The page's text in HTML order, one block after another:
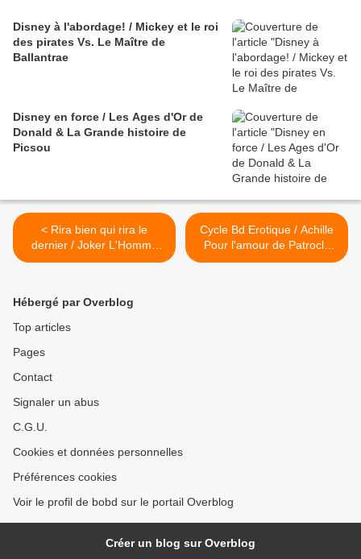
Disney à l'abordage! / Mickey et le roi
des pirates Vs. Le Maître de
Ballantrae
Disney en force / Les Ages d'Or de
Donald & La Grande histoire de
Picsou
< Rira bien qui rira le
dernier / Joker L'Homme
qui Rit Vs. Gotham
Cycle Bd Erotique / Achille
Pour l'amour de Patrocle
Vs. Clopatra >
Hébergé par Overblog
Top articles
Pages
Contact
Signaler un abus
C.G.U.
Cookies et données personnelles
Préférences cookies
Voir le profil de bobd sur le portail Overblog
Créer un blog sur Overblog